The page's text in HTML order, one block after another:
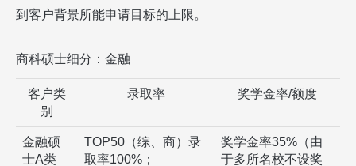
到客户背景所能申请目标的上限。
商科硕士细分：金融
客户类
别
录取率 奖学金率/额度
金融硕
士A类
TOP50（综、商）录
取率100%；
奖学金率35%（由
于多所名校不设奖